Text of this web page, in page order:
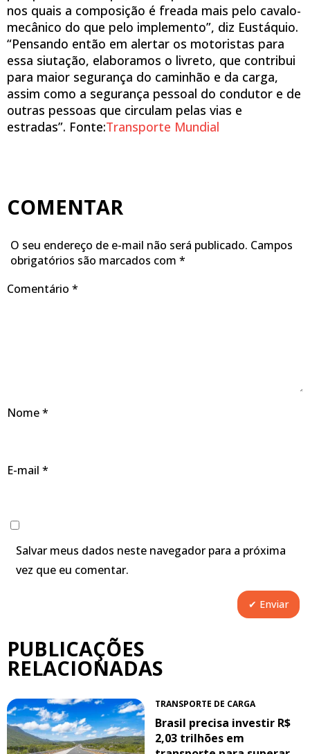
nos quais a composição é freada mais pelo cavalo-
mecânico do que pelo implemento”, diz Eustáquio.
“Pensando então em alertar os motoristas para
essa siutação, elaboramos o livreto, que contribui
para maior segurança do caminhão e da carga,
assim como a segurança pessoal do condutor e de
outras pessoas que circulam pelas vias e
estradas”. Fonte:Transporte Mundial
COMENTAR
O seu endereço de e-mail não será publicado. Campos
obrigatórios são marcados com *
Comentário *
Nome*
E-mail *
Salvar meus dados neste navegador para a próxima
vez que eu comentar.
PUBLICAÇÕES
RELACIONADAS
TRANSPORTE DE CARGA
Brasil precisa investir R$
2,03 trilhões em